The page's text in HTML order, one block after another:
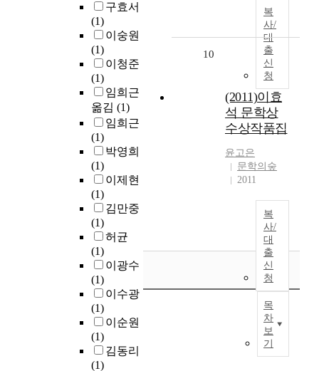
구효서
(1)
이숭원
(1)
이청준
(1)
임희근
옮김 (1)
임희근
(1)
박영희
(1)
이제현
(1)
김만중
(1)
허균
(1)
이광수
(1)
이수광
(1)
이순원
(1)
김동리
(1)
복
사/
대
출
신
청
10
(2011)이효
석 문학상
수상작품집
윤고은
문학의숲
2011
복
사/
대
출
신
청
목
차
보
기